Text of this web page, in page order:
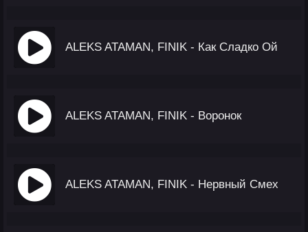
ALEKS ATAMAN, FINIK - Как Сладко Ой
ALEKS ATAMAN, FINIK - Воронок
ALEKS ATAMAN, FINIK - Нервный Смех